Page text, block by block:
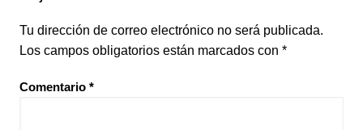
Tu dirección de correo electrónico no será publicada.
Los campos obligatorios están marcados con *
Comentario *